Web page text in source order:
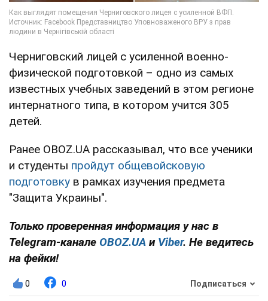
Черниговский лицей с усиленной военно-
физической подготовкой – одно из самых
известных учебных заведений в этом регионе
интернатного типа, в котором учится 305
детей.
Ранее OBOZ.UA рассказывал, что все ученики
и студенты пройдут общевойсковую
подготовку в рамках изучения предмета
"Защита Украины".
Только проверенная информация у нас в
Telegram-канале OBOZ.UA и Viber. Не ведитесь
на фейки!
0 0 Подписаться